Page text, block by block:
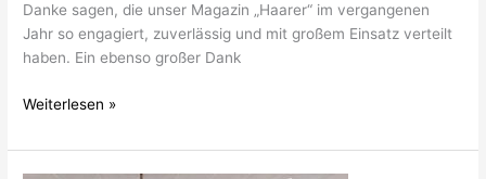
Danke sagen, die unser Magazin „Haarer“ im vergangenen
Jahr so engagiert, zuverlässig und mit großem Einsatz verteilt
haben. Ein ebenso großer Dank
Weiterlesen »